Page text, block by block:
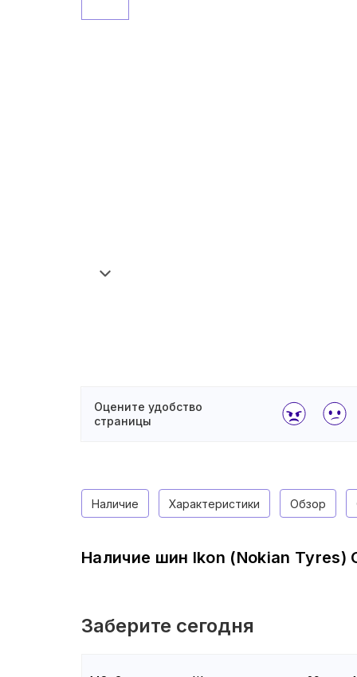
Оцените удобство
страницы
Наличие Характеристики Обзор
Наличие шин Ikon (Nokian Tyres)
Заберите сегодня